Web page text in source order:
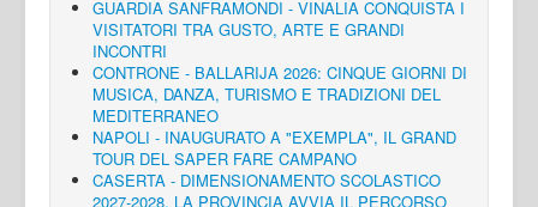
GUARDIA SANFRAMONDI - VINALIA CONQUISTA I
VISITATORI TRA GUSTO, ARTE E GRANDI
INCONTRI
CONTRONE - BALLARIJA 2026: CINQUE GIORNI DI
MUSICA, DANZA, TURISMO E TRADIZIONI DEL
MEDITERRANEO
NAPOLI - INAUGURATO A "EXEMPLA", IL GRAND
TOUR DEL SAPER FARE CAMPANO
CASERTA - DIMENSIONAMENTO SCOLASTICO
2027-2028, LA PROVINCIA AVVIA IL PERCORSO